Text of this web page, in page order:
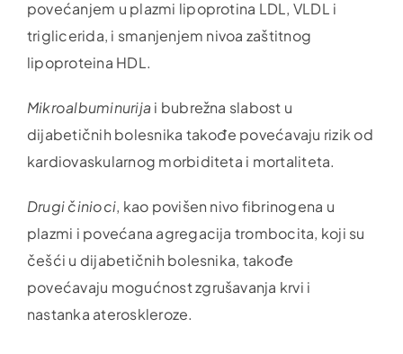
povećanjem u plazmi lipoprotina LDL, VLDL i
triglicerida, i smanjenjem nivoa zaštitnog
lipoproteina HDL.
Mikroalbuminurija i bubrežna slabost u
dijabetičnih bolesnika takođe povećavaju rizik od
kardiovaskularnog morbiditeta i mortaliteta.
Drugi činioci, kao povišen nivo fibrinogena u
plazmi i povećana agregacija trombocita, koji su
češći u dijabetičnih bolesnika, takođe
povećavaju mogućnost zgrušavanja krvi i
nastanka ateroskleroze.